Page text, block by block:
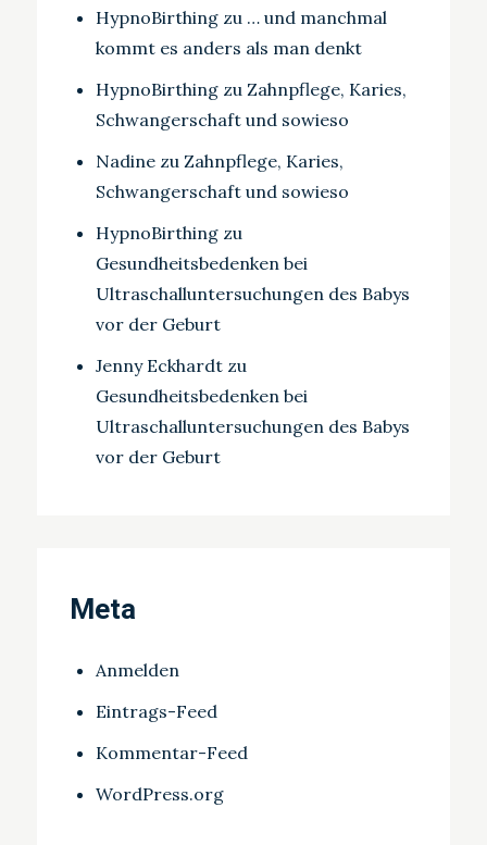
HypnoBirthingzu … und manchmal
kommt es anders als man denkt
HypnoBirthingzu Zahnpflege, Karies,
Schwangerschaft und sowieso
Nadinezu Zahnpflege, Karies,
Schwangerschaft und sowieso
HypnoBirthingzu
Gesundheitsbedenken bei
Ultraschalluntersuchungen des Babys
vor der Geburt
Jenny Eckhardtzu
Gesundheitsbedenken bei
Ultraschalluntersuchungen des Babys
vor der Geburt
Meta
Anmelden
Eintrags-Feed
Kommentar-Feed
WordPress.org